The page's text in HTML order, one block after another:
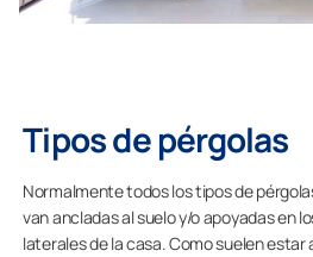
Tipos de pérgolas
Normalmente todos los tipos de
van ancladas al suelo y/o apoyadas en
laterales de la casa. Como suelen estar